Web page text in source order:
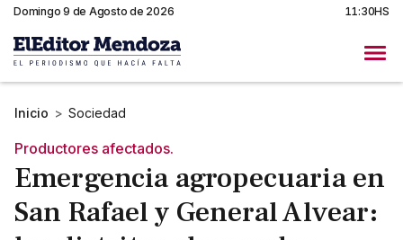
Domingo 9 de Agosto de 2026 11:30HS
Inicio > Sociedad
Productores afectados.
Emergencia agropecuaria en
San Rafael y General Alvear: